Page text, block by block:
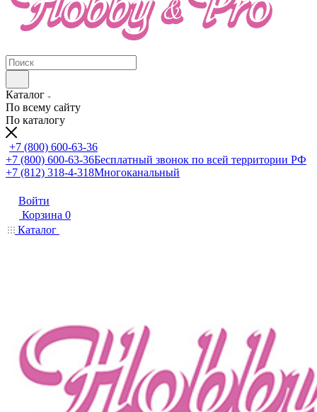
Каталог
По всему сайту
По каталогу
+7 (800) 600-63-36
+7 (800) 600-63-36Бесплатный звонок по всей территории РФ
+7 (812) 318-4-318Многоканальный
Войти
Корзина 0
Каталог